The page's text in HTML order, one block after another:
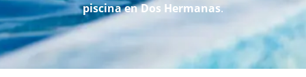
piscina en Dos Hermanas.